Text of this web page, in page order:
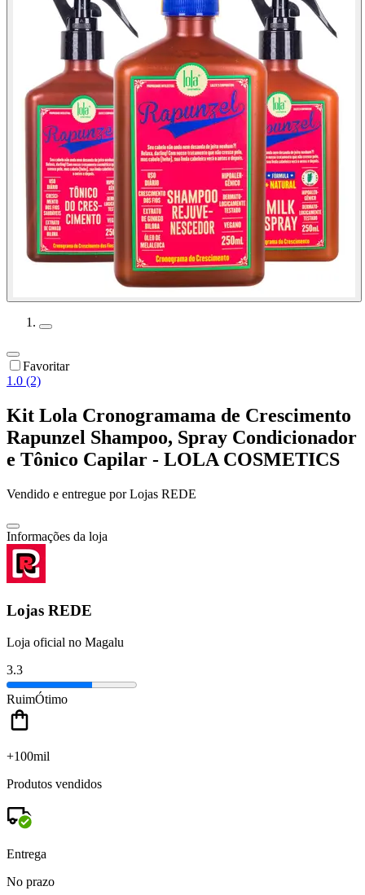
Favoritar
1.0 (2)
Kit Lola Cronogramama de Crescimento
Rapunzel Shampoo, Spray Condicionador
e Tônico Capilar - LOLA COSMETICS
Vendido e entregue por Lojas REDE
Informações da loja
Lojas REDE
Loja oficial no Magalu
3.3
RuimÓtimo
+100mil
Produtos vendidos
Entrega
No prazo